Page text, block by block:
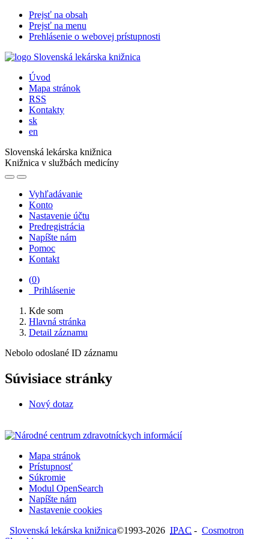
Prejsť na obsah
Prejsť na menu
Prehlásenie o webovej prístupnosti
Úvod
Mapa stránok
RSS
Kontakty
sk
en
Slovenská lekárska knižnica
Knižnica v službách medicíny
Vyhľadávanie
Konto
Nastavenie účtu
Predregistrácia
Napíšte nám
Pomoc
Kontakt
(0)
Prihlásenie
Kde som
Hlavná stránka
Detail záznamu
Nebolo odoslané ID záznamu
Súvisiace stránky
Nový dotaz
Mapa stránok
Prístupnosť
Súkromie
Modul OpenSearch
Napíšte nám
Nastavenie cookies
Slovenská lekárska knižnica©1993-2026 IPAC - Cosmotron